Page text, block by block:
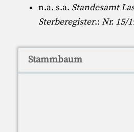
n.a. s.a. Standesamt
Sterberegister.:Nr. 15/
Stammbaum